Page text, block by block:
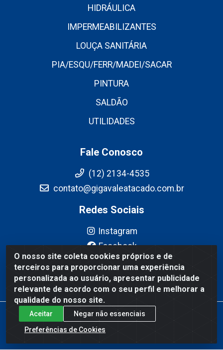
O nosso site coleta cookies próprios e de
terceiros para proporcionar uma experiência
personalizada ao usuário, apresentar publicidade
relevante de acordo com o seu perfil e melhorar a
qualidade do nosso site.
Aceitar
Negar não essenciais
Preferências de Cookies
HIDRÁULICA
IMPERMEABILIZANTES
LOUÇA SANITÁRIA
PIA/ESQU/FERR/MADEI/SACAR
PINTURA
SALDÃO
UTILIDADES
Fale Conosco
(12) 2134-4535
contato@gigavaleatacado.com.br
Redes Sociais
Instagram
Facebook
YouTube
Linkedin
Gigavale Atacado - Av. Pedro Friggi, 451 - Vista Verde, São José
dos Campos/SP - CEP 12223-430 - CNPJ 08.978.600/0004-83